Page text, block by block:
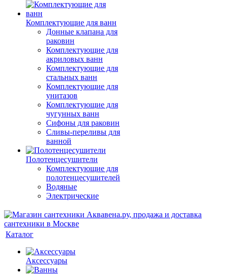
Комплектующие для ванн
Донные клапана для
раковин
Комплектующие для
акриловых ванн
Комплектующие для
стальных ванн
Комплектующие для
унитазов
Комплектующие для
чугунных ванн
Сифоны для раковин
Сливы-переливы для
ванной
Полотенцесушители
Комплектующие для
полотенцесушителей
Водяные
Электрические
Каталог
Аксессуары